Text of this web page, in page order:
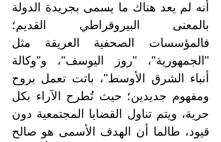
أنه لم يعد هناك ما يسمى بجريدة الدولة
بالمعنى البيروقراطي القديم؛
فالمؤسسات الصحفية العريقة مثل
"الجمهورية"، "روز اليوسف"، و"وكالة
أنباء الشرق الأوسط"، باتت تعمل بروح
ومفهوم جديدين؛ حيث تُطرح الآراء بكل
حرية، ويتم تناول القضايا المجتمعية دون
قيود، طالما أن الهدف الأسمى هو صالح